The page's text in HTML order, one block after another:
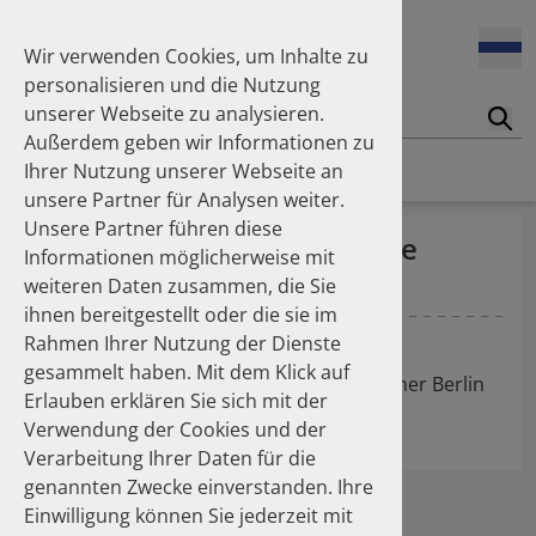
Homepage Publikationen
Feldt Sandra
Fischer Laura
Franzmann Alexandra
Freudewald Leonard G.
Friedland Kristina
Friis Robert
Ganso Matthias
Goebel Ralf
Götzinger Felix
Gradl Gabriele
Griese-Mammen Nina
Hadji Peyman
Haehling Stephan
Haidinger Gerald
Hansen Kerstin
Heinemann Axel
Heinemann Lutz
den Hausmüll?
17.04.2026
Das Potenzial des DAPI zur Unterstützung der
Apothekerkammern – Was ist das DAPI?
07.04.2026
Trends in use of antipsychotics in Germany 2014–2024: a
nationwide population-based study
25.11.2025
Increasing use of non-statin and combination lipid-
lowering therapies 2012–2025: a nationwide study
23.10.2025
Inhaler use and their carbon footprint in Germany: a 10-
year analysis (2013–2022)
Pharmakoepidemiologische
Auswertungen des DAPI
Schüssel K
AMINO-Jahrestagung der Apothekerkammer Berlin
Interessenskonflikte: none declared
Wir verwenden Cookies, um Inhalte zu
personalisieren und die Nutzung
unserer Webseite zu analysieren.
Außerdem geben wir Informationen zu
Ihrer Nutzung unserer Webseite an
unsere Partner für Analysen weiter.
Unsere Partner führen diese
Informationen möglicherweise mit
weiteren Daten zusammen, die Sie
ihnen bereitgestellt oder die sie im
Rahmen Ihrer Nutzung der Dienste
gesammelt haben. Mit dem Klick auf
Erlauben erklären Sie sich mit der
Verwendung der Cookies und der
Verarbeitung Ihrer Daten für die
genannten Zwecke einverstanden. Ihre
Einwilligung können Sie jederzeit mit